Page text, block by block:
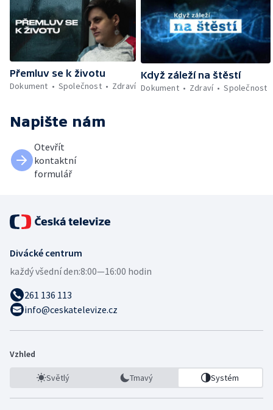
Přemluv se k životu
Dokument
Společnost Zdraví
Když záleží na štěstí
Dokument
Zdraví Společnost
Napište nám
Otevřít
kontaktní
formulář
Divácké centrum
každý všední den:8:00—16:00 hodin
261 136 113
info@ceskatelevize.cz
Vzhled
Světlý Tmavý Systém